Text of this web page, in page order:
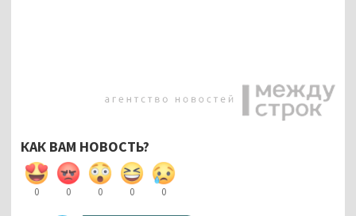
КАК ВАМ НОВОСТЬ?
0 0 0 0 0